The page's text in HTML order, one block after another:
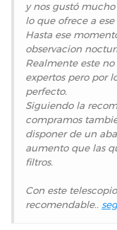
y nos gustó
lo que ofrece a ese
Hasta ese
observacion
Realmente este
expertos pero por
perfecto.
Siguiendo la
compramos
disponer de un
aumento que las
filtros.
Con este
recomendable..